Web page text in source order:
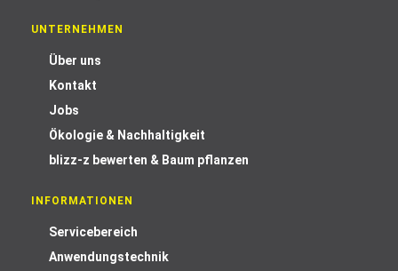
UNTERNEHMEN
Über uns
Kontakt
Jobs
Ökologie & Nachhaltigkeit
blizz-z bewerten & Baum pflanzen
INFORMATIONEN
Servicebereich
Anwendungstechnik